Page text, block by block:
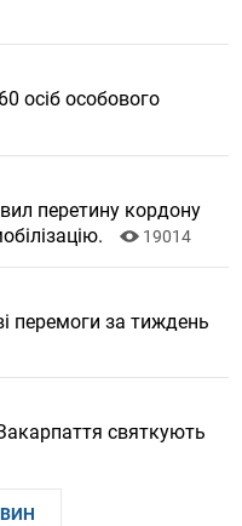
осіб особового
перетину кордону
19014
перемоги за тиждень
святкують